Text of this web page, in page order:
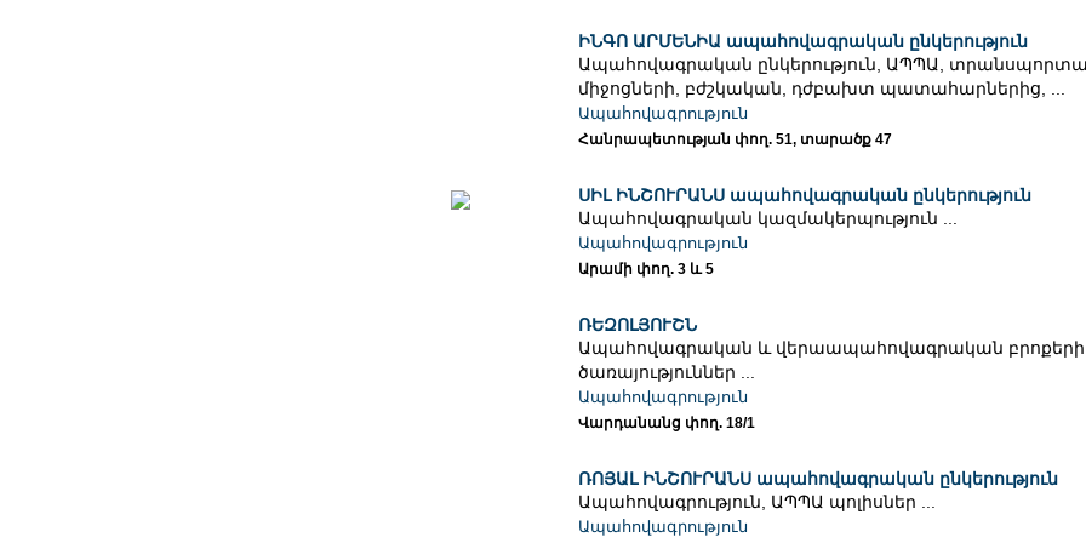
ԻՆԳՈ ԱՐՄԵՆԻԱ ապահովագրական ընկերություն
Ապահովագրական ընկերություն, ԱՊՊԱ,
միջոցների, բժշկական, դժբախտ պատահարներից, ...
Ապահովագրություն
Հանրապետության փող. 51, տարածք 47
ՍԻԼ ԻՆՇՈՒՐԱՆՍ ապահովագրական ընկերություն
Ապահովագրական կազմակերպություն ...
Ապահովագրություն
Արամի փող. 3 և 5
ՌԵԶՈԼՅՈՒՇՆ
Ապահովագրական և վերաապահովագրական բրոքերի
ծառայություններ ...
Ապահովագրություն
Վարդանանց փող. 18/1
ՌՈՅԱԼ ԻՆՇՈՒՐԱՆՍ ապահովագրական ընկերություն
Ապահովագրություն, ԱՊՊԱ պոլիսներ ...
Ապահովագրություն